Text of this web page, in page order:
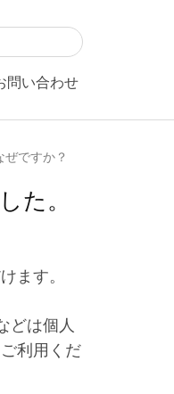
問い合わせ
ですか？
た。
ます。
どは個人
利用くだ